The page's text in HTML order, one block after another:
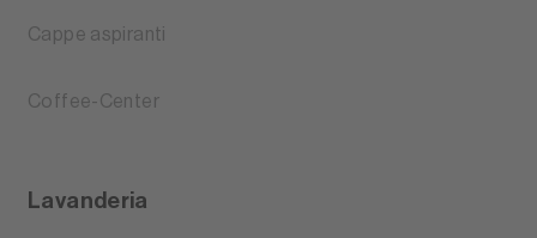
Cappe aspiranti
Coffee-Center
Lavanderia